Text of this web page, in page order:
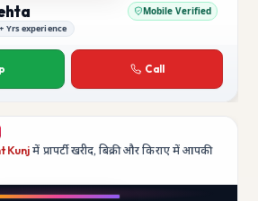
Mobile Verified
Yrs experience
Call
Kunjमें प्रापर्टी खरीद, बिक्री और किराए में आपकी